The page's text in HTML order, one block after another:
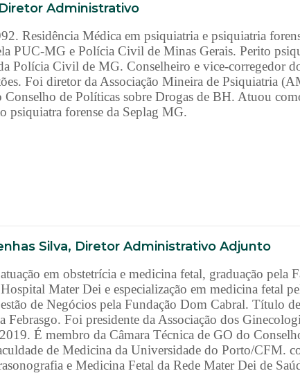
Administrativo
Residência Médica em psiquiatria e psiquiatria
PUC-MG e Polícia Civil de Minas Gerais. Perito
Polícia Civil de MG. Conselheiro e vice-corregedor
Foi diretor da Associação Mineira de Psiquiatria
de Políticas sobre Drogas de BH. Atuou
psiquiatra forense da Seplag MG.
Silva, Diretor Administrativo Adjunto
em obstetrícia e medicina fetal, graduação pela
Mater Dei e especialização em medicina fetal
de Negócios pela Fundação Dom Cabral. Título
Febrasgo. Foi presidente da Associação dos
É membro da Câmara Técnica de GO do
de Medicina da Universidade do Porto/CFM.
e Medicina Fetal da Rede Mater Dei de